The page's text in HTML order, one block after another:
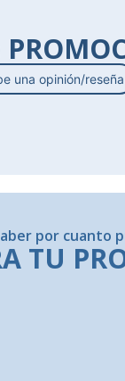
una opinión/reseña
por cuanto
TU